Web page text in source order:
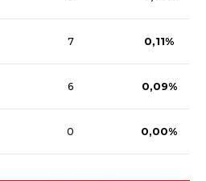
7 0,11%
6 0,09%
0 0,00%